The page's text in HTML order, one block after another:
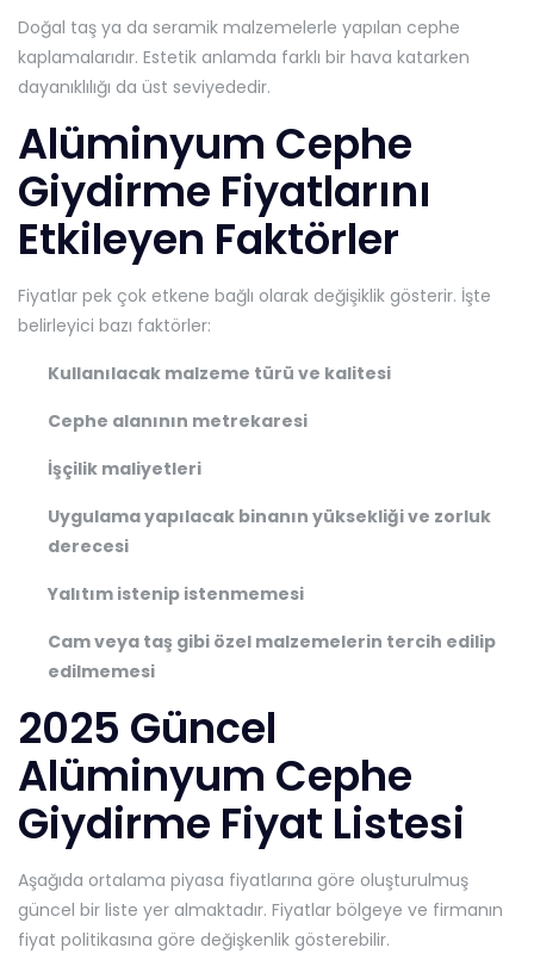
Doğal taş ya da seramik malzemelerle yapılan cephe
kaplamalarıdır. Estetik anlamda farklı bir hava katarken
dayanıklılığı da üst seviyededir.
Alüminyum Cephe
Giydirme Fiyatlarını
Etkileyen Faktörler
Fiyatlar pek çok etkene bağlı olarak değişiklik gösterir. İşte
belirleyici bazı faktörler:
Kullanılacak malzeme türü ve kalitesi
Cephe alanının metrekaresi
İşçilik maliyetleri
Uygulama yapılacak binanın yüksekliği ve zorluk
derecesi
Yalıtım istenip istenmemesi
Cam veya taş gibi özel malzemelerin tercih edilip
edilmemesi
2025 Güncel
Alüminyum Cephe
Giydirme Fiyat Listesi
Aşağıda ortalama piyasa fiyatlarına göre oluşturulmuş
güncel bir liste yer almaktadır. Fiyatlar bölgeye ve firmanın
fiyat politikasına göre değişkenlik gösterebilir.